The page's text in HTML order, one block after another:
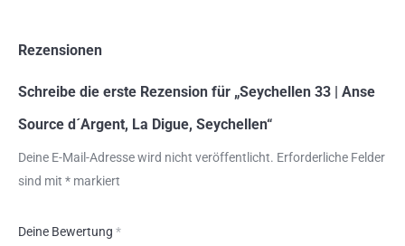
Rezensionen
Schreibe die erste Rezension für „Seychellen 33 | Anse
Source d´Argent, La Digue, Seychellen“
Deine E-Mail-Adresse wird nicht veröffentlicht. Erforderliche Felder
sind mit * markiert
Deine Bewertung *